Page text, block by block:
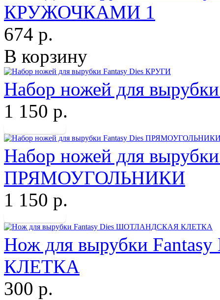
КРУЖОЧКАМИ 1
674 р.
В корзину
Набор ножей для
1 150 р.
Набор ножей для
ПРЯМОУГОЛЬНИКИ
1 150 р.
Нож для вырубки
КЛЕТКА
300 р.